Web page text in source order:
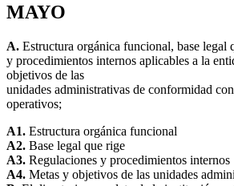
MAYO
A. Estructura orgánica funcional, base legal
y procedimientos internos aplicables a la
objetivos de las
unidades administrativas de conformidad
operativos;
A1. Estructura orgánica funcional
A2. Base legal que rige
A3. Regulaciones y procedimientos internos
A4. Metas y objetivos de las unidades